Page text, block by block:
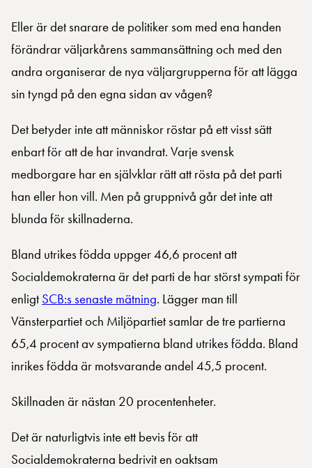
Eller är det snarare de politiker som med ena handen
förändrar väljarkårens sammansättning och med den
andra organiserar de nya väljargrupperna för att lägga
sin tyngd på den egna sidan av vågen?
Det betyder inte att människor röstar på ett visst sätt
enbart för att de har invandrat. Varje svensk
medborgare har en självklar rätt att rösta på det parti
han eller hon vill. Men på gruppnivå går det inte att
blunda för skillnaderna.
Bland utrikes födda uppger 46,6 procent att
Socialdemokraterna är det parti de har störst sympati för
enligt SCB:s senaste mätning. Lägger man till
Vänsterpartiet och Miljöpartiet samlar de tre partierna
65,4 procent av sympatierna bland utrikes födda. Bland
inrikes födda är motsvarande andel 45,5 procent.
Skillnaden är nästan 20 procentenheter.
Det är naturligtvis inte ett bevis för att
Socialdemokraterna bedrivit en oaktsam